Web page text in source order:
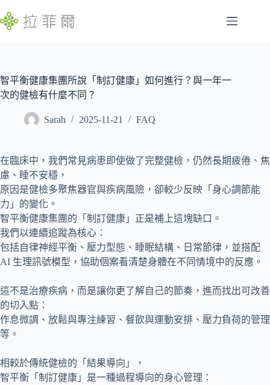
至
容到
符
的
結
果
特
定
性
睡
眠
問
題
發
展
遲
緩
所
有
病
尋
文
智平衡健康集團所說「制訂健康」如何進行？與一年一
次的健檢有什麼不同？
Sarah 2025-11-21 FAQ
在臨床中，我們常見病患即使做了完整健檢，仍然長期疲倦、焦
慮、睡不安穩，
原因是健檢多聚焦器官與疾病風險，卻較少反映「身心調節能
力」的變化。
智平衡健康集團的「制訂健康」正是補上這塊缺口。
我們以連續追蹤為核心：
包括自律神經平衡、壓力型態、睡眠結構、日常節律，並搭配
AI 生理訊號模型，協助個案看清楚身體在不同情境中的反應。
這不是治療疾病，而是讓你更了解自己的節奏，進而找出可改善
的切入點：
作息微調、放鬆與專注練習、餐飲與運動安排、壓力負荷的管理
等。
相較於傳統健檢的「結果導向」，
智平衡「制訂健康」是一種過程導向的身心管理：